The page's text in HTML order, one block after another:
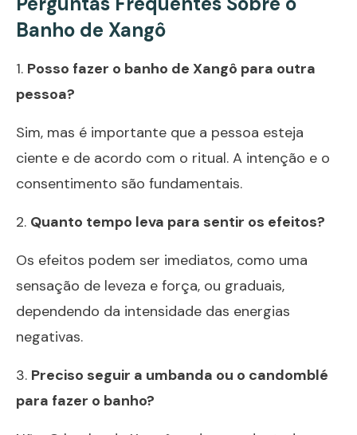
Banho de Xangô
1. Posso fazer o banho de Xangô para outra
pessoa?
Sim, mas é importante que a pessoa esteja
ciente e de acordo com o ritual. A intenção e o
consentimento são fundamentais.
2. Quanto tempo leva para sentir os efeitos?
Os efeitos podem ser imediatos, como uma
sensação de leveza e força, ou graduais,
dependendo da intensidade das energias
negativas.
3. Preciso seguir a umbanda ou o candomblé
para fazer o banho?